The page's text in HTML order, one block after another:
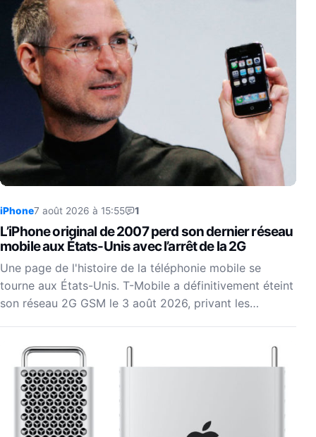
iPhone7 août 2026 à 15:55 1
L’iPhone original de 2007 perd son dernier réseau
mobile aux États-Unis avec l’arrêt de la 2G
Une page de l'histoire de la téléphonie mobile se
tourne aux États-Unis. T-Mobile a définitivement éteint
son réseau 2G GSM le 3 août 2026, privant les…